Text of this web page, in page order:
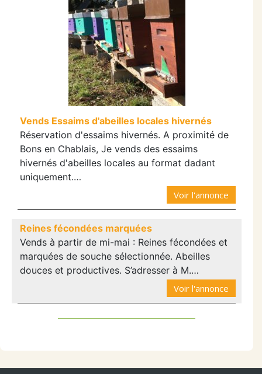
Vends Essaims d'abeilles locales hivernés
Réservation d'essaims hivernés. A proximité de
Bons en Chablais, Je vends des essaims
hivernés d'abeilles locales au format dadant
uniquement.…
Voir l'annonce
Reines fécondées marquées
Vends à partir de mi-mai : Reines fécondées et
marquées de souche sélectionnée. Abeilles
douces et productives. S’adresser à M.…
Voir l'annonce